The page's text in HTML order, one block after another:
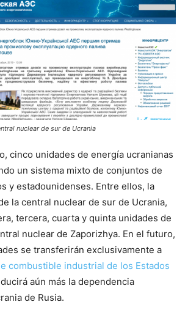
nuclear de sur de Ucrania
cinco unidades de energía ucranianas
un sistema mixto de conjuntos de
y estadounidenses. Entre ellos, la
la central nuclear de sur de Ucrania,
tercera, cuarta y quinta unidades de
nuclear de Zaporizhya. En el futuro,
se transferirán exclusivamente a
combustible industrial de los Estados
aún más la dependencia
de Rusia.